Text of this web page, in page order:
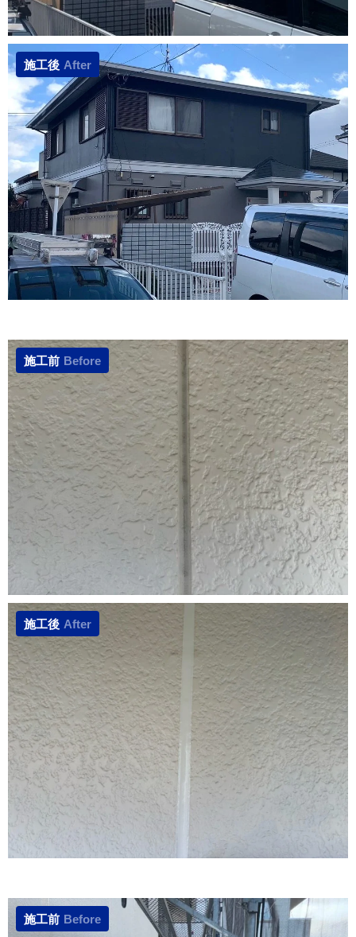
施工後 After
施工前 Before
施工後 After
施工前 Before